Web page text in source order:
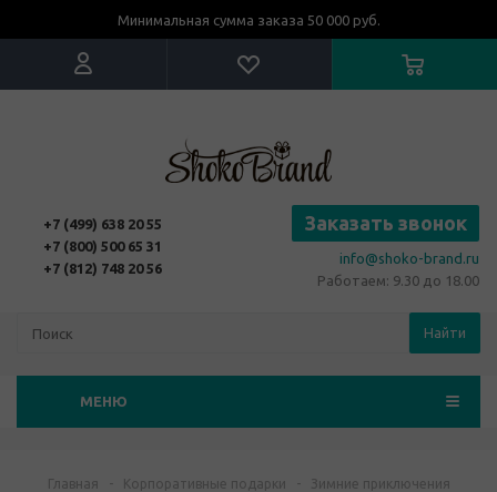
Минимальная сумма заказа 50 000 руб.
+7 (499) 638 20 55
+7 (800) 500 65 31
+7 (812) 748 20 56
Заказать звонок
info@shoko-brand.ru
Работаем: 9.30 до 18.00
Найти
МЕНЮ
Главная - Корпоративные подарки - Зимние приключения